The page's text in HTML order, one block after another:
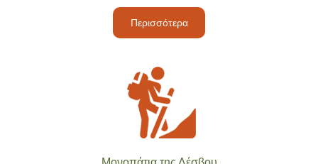
Περισσότερα